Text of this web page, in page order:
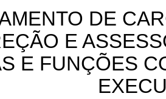
DE
E
E FUNÇÕES